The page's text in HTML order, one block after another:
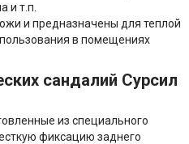
и т.п.
и предназначены для теплой
в помещениях
сандалий Сурсил
из специального
фиксацию заднего